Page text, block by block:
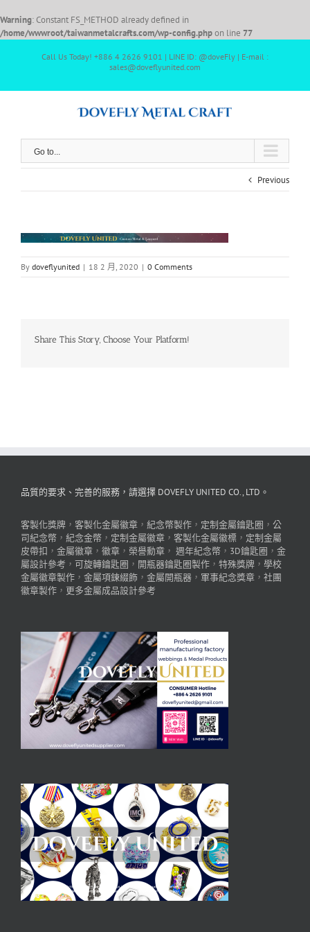
Warning: Constant FS_METHOD already defined in
/home/wwwroot/taiwanmetalcrafts.com/wp-config.phpon line 77
Call Us Today! +886 4 2626 9101 | LINE ID: @doveFly | E-mail :
sales@doveflyunited.com
Go to...
Previous
By doveflyunited | 18 2 月, 2020 | 0 Comments
Share This Story, Choose Your Platform!
品質的要求、完善的服務，請選擇 DOVEFLY UNITED CO., LTD。
客製化獎牌 ， 客製化金屬徽章 ， 紀念幣製作 ， 定制金屬鑰匙圈 ， 公
司紀念幣 ， 紀念金幣 ， 定制金屬徽章 ， 客製化金屬徽標 ， 定制金屬
皮帶扣 ， 金屬徽章 ， 徽章 ， 榮譽勳章 ， 週年紀念幣 ， 3D鑰匙圈 ， 金
屬設計參考 ， 可旋轉鑰匙圈 ， 開瓶器鑰匙圈製作 ， 特殊獎牌 ， 學校
金屬徽章製作 ， 金屬項鍊綴飾 ， 金屬開瓶器 ， 軍事紀念獎章 ， 社團
徽章製作 ， 更多金屬成品設計參考